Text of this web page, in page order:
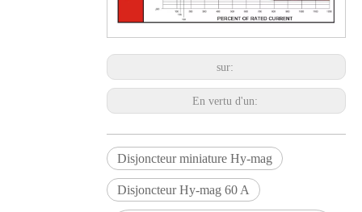
sur:
En vertu d'un:
Disjoncteur miniature Hy-mag
Disjoncteur Hy-mag 60 A